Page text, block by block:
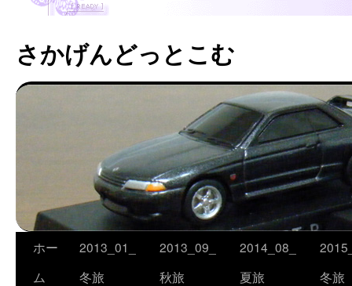
さかげんどっとこむ
コホー
ム
2013_01_
冬旅
2013_09_
秋旅
2014_08_
夏旅
冬旅